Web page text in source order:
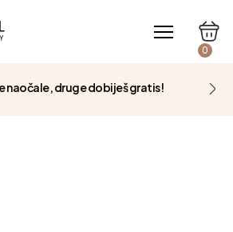
0
naočale, druge dobiješ gratis!